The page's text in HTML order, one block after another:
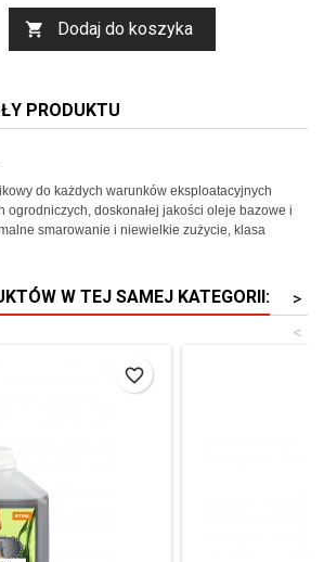
 Dodaj do koszyka
PRODUKTU
do każdych warunków eksploatacyjnych
ogrodniczych, doskonałej jakości oleje bazowe i
smarowanie i niewielkie zużycie, klasa
W TEJ SAMEJ KATEGORII:
>
<
favorite_border